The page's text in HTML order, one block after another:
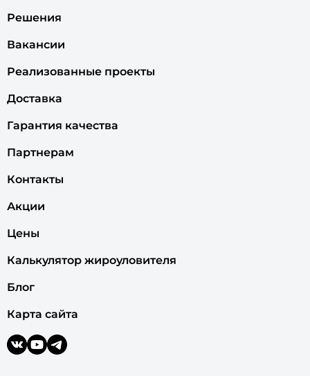
Решения
Вакансии
Реализованные проекты
Доставка
Гарантия качества
Партнерам
Контакты
Акции
Цены
Калькулятор жироуловителя
Блог
Карта сайта